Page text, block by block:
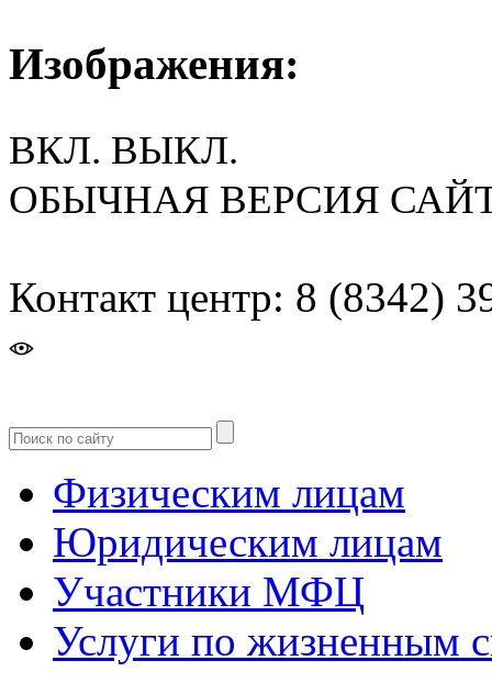
Изображения:
ВКЛ. ВЫКЛ.
ОБЫЧНАЯ ВЕРСИЯ
Контакт центр: 8 (8342)
Физическим лицам
Юридическим лицам
Участники МФЦ
Услуги по жизненным